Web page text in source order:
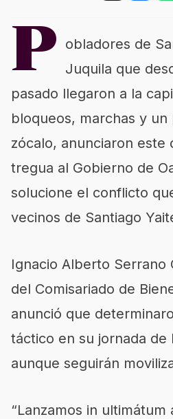
P obladores de
Juquila que
pasado llegaron a la
bloqueos, marchas y
zócalo, anunciaron este
tregua al Gobierno de
solucione el conflicto
vecinos de Santiago
Ignacio Alberto Serrano
del Comisariado de
anunció que
táctico en su jornada de
aunque seguirán
“Lanzamos in ultimátum